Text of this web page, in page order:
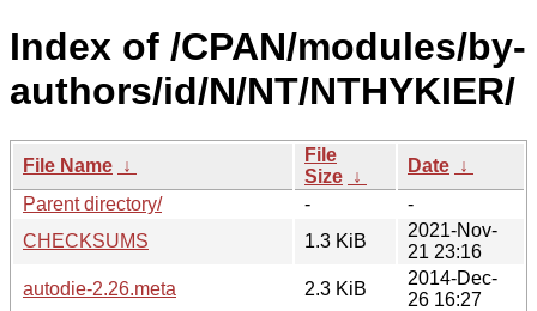
Index of /CPAN/modules/by-
authors/id/N/NT/NTHYKIER/
File Name ↓
File
Size ↓
Date ↓
Parent directory/
-
-
CHECKSUMS
1.3 KiB
2021-Nov-
21 23:16
autodie-2.26.meta
2.3 KiB
2014-Dec-
26 16:27